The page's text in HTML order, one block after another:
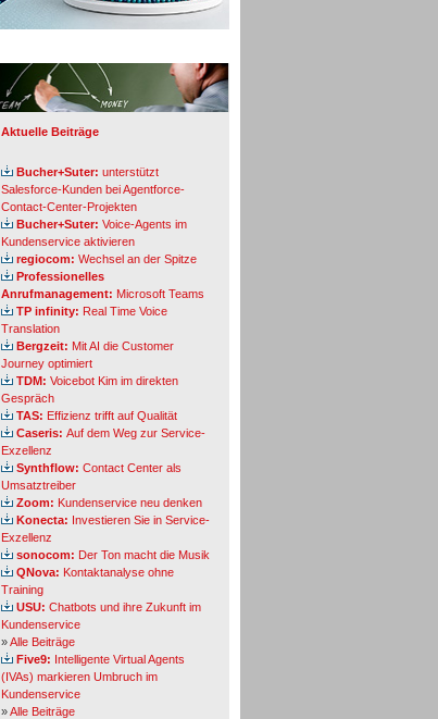
Aktuelle Beiträge
Bucher+Suter: unterstützt
Salesforce-Kunden bei Agentforce-
Contact-Center-Projekten
Bucher+Suter: Voice-Agents im
Kundenservice aktivieren
regiocom: Wechsel an der Spitze
Professionelles
Anrufmanagement: Microsoft Teams
TP infinity: Real Time Voice
Translation
Bergzeit: Mit AI die Customer
Journey optimiert
TDM: Voicebot Kim im direkten
Gespräch
TAS: Effizienz trifft auf Qualität
Caseris: Auf dem Weg zur Service-
Exzellenz
Synthflow: Contact Center als
Umsatztreiber
Zoom: Kundenservice neu denken
Konecta: Investieren Sie in Service-
Exzellenz
sonocom: Der Ton macht die Musik
QNova: Kontaktanalyse ohne
Training
USU: Chatbots und ihre Zukunft im
Kundenservice
»Alle Beiträge
Five9: Intelligente Virtual Agents
(IVAs) markieren Umbruch im
Kundenservice
»Alle Beiträge